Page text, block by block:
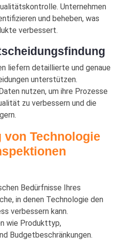
Unternehmen
und beheben, was
verbessert.
liefern detaillierte und genaue
unterstützen.
nutzen, um ihre Prozesse
zu verbessern und die
Technologie
Bedürfnisse Ihres
in denen Technologie den
verbessern kann.
wie Produkttyp,
Budgetbeschränkungen.